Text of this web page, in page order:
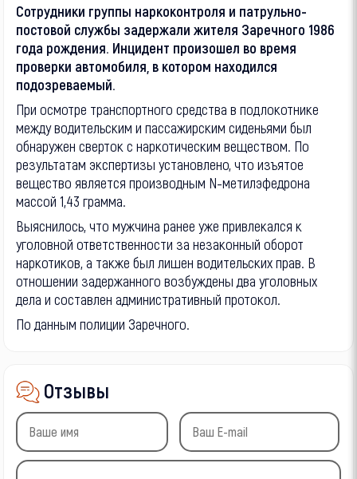
Сотрудники группы наркоконтроля и патрульно-
постовой службы задержали жителя Заречного 1986
года рождения. Инцидент произошел во время
проверки автомобиля, в котором находился
подозреваемый.
При осмотре транспортного средства в подлокотнике
между водительским и пассажирским сиденьями был
обнаружен сверток с наркотическим веществом. По
результатам экспертизы установлено, что изъятое
вещество является производным N-метилэфедрона
массой 1,43 грамма.
Выяснилось, что мужчина ранее уже привлекался к
уголовной ответственности за незаконный оборот
наркотиков, а также был лишен водительских прав. В
отношении задержанного возбуждены два уголовных
дела и составлен административный протокол.
По данным полиции Заречного.
Отзывы